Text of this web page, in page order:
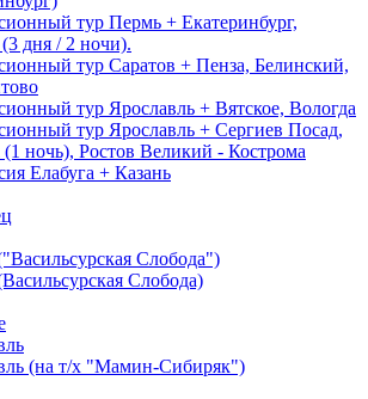
тур Пермь + Екатеринбург,
дня / 2 ночи).
тур Саратов + Пенза, Белинский,
тур Ярославль + Вятское, Вологда
тур Ярославль + Сергиев Посад,
ночь), Ростов Великий - Кострома
Елабуга + Казань
Слобода")
Слобода)
(на т/х "Мамин-Сибиряк")